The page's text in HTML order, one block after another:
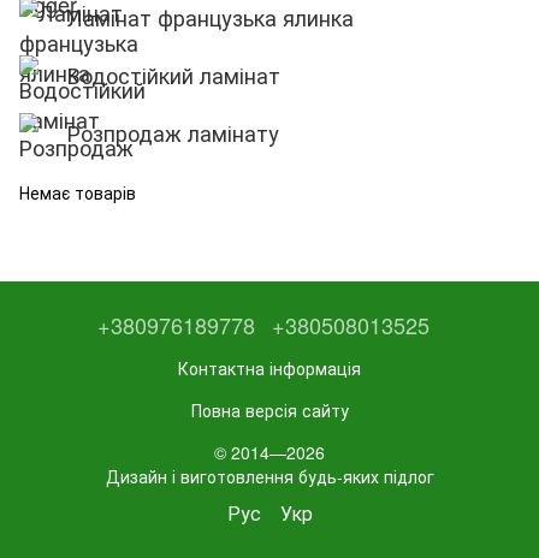
Ламінат французька ялинка
Водостійкий ламінат
Розпродаж ламінату
Немає товарів
+380976189778 +380508013525
Контактна інформація
Повна версія сайту
© 2014—2026
Дизайн і виготовлення будь-яких підлог
Рус Укр